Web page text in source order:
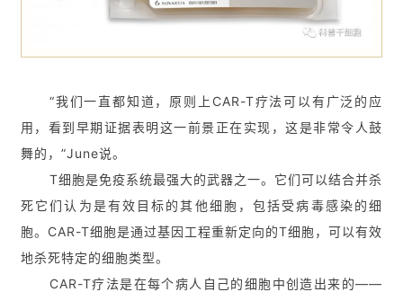
“我们一直都知道，原则上CAR-T疗法可以有广泛的应
用，看到早期证据表明这一前景正在实现，这是非常令人鼓
舞的，”June说。
T细胞是免疫系统最强大的武器之一。它们可以结合并杀
死它们认为是有效目标的其他细胞，包括受病毒感染的细
胞。CAR-T细胞是通过基因工程重新定向的T细胞，可以有效
地杀死特定的细胞类型。
CAR-T疗法是在每个病人自己的细胞中创造出来的——